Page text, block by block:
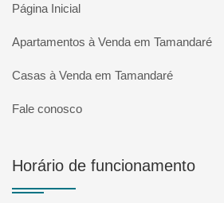
Página Inicial
Apartamentos à Venda em Tamandaré
Casas à Venda em Tamandaré
Fale conosco
Horário de funcionamento